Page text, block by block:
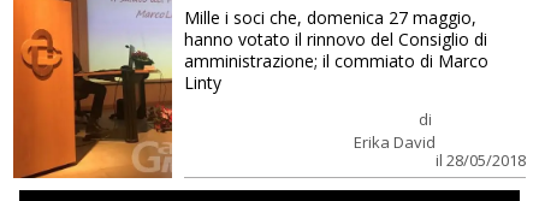
di
Erika David
il 28/05/2018
Mille i soci che, domenica 27 maggio,
hanno votato il rinnovo del Consiglio di
amministrazione; il commiato di Marco
Linty